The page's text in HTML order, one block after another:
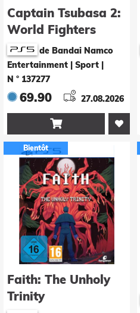
Captain Tsubasa 2:
World Fighters
de Bandai Namco
Entertainment | Sport
N ° 137277
69.90 27.08.2026

Bientôt
Faith: The Unholy
Trinity